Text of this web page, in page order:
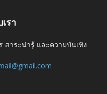
รา
สาระน่ารู้ และความบันเทิง